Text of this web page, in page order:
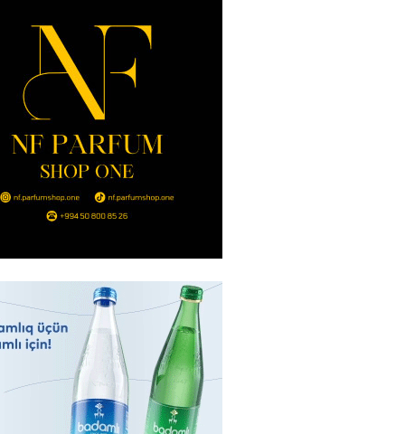
Ukraynaya qaz tədarük
hazırdır – Ceyhun Bayramov
- 14:45
Əliyev 2 diplomatı geri çağırdı
- 14:30
- 14:15 83
əmlakı müsadirə EDİLDİ
83